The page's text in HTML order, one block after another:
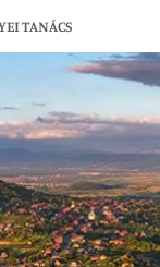
TANÁCS